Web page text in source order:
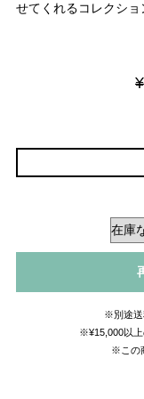
せてくれるコレクショ
※別途送
※¥15,000以上
※この